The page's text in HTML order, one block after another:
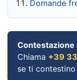
Domande
Chiama +39
se ti